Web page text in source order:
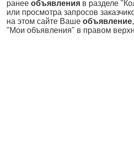
ранее объявления в разделе
или просмотра запросов
на этом сайте Ваше объявление
"Мои объявления" в правом